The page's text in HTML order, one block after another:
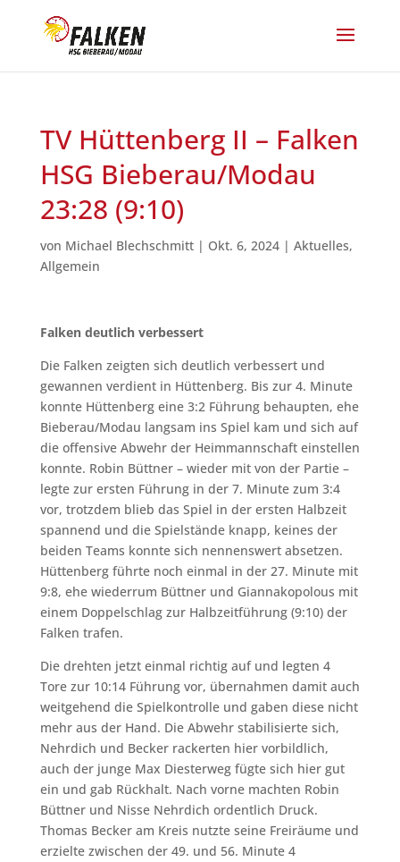
TV Hüttenberg II – Falken
HSG Bieberau/Modau
23:28 (9:10)
von Michael Blechschmitt| Okt. 6, 2024| Aktuelles,
Allgemein
Falken deutlich verbessert
Die Falken zeigten sich deutlich verbessert und
gewannen verdient in Hüttenberg. Bis zur 4. Minute
konnte Hüttenberg eine 3:2 Führung behaupten, ehe
Bieberau/Modau langsam ins Spiel kam und sich auf
die offensive Abwehr der Heimmannschaft einstellen
konnte. Robin Büttner – wieder mit von der Partie –
legte zur ersten Führung in der 7. Minute zum 3:4
vor, trotzdem blieb das Spiel in der ersten Halbzeit
spannend und die Spielstände knapp, keines der
beiden Teams konnte sich nennenswert absetzen.
Hüttenberg führte noch einmal in der 27. Minute mit
9:8, ehe wiederrum Büttner und Giannakopolous mit
einem Doppelschlag zur Halbzeitführung (9:10) der
Falken trafen.
Die drehten jetzt einmal richtig auf und legten 4
Tore zur 10:14 Führung vor, übernahmen damit auch
weitgehend die Spielkontrolle und gaben diese nicht
mehr aus der Hand. Die Abwehr stabilisierte sich,
Nehrdich und Becker rackerten hier vorbildlich,
auch der junge Max Diesterweg fügte sich hier gut
ein und gab Rückhalt. Nach vorne machten Robin
Büttner und Nisse Nehrdich ordentlich Druck.
Thomas Becker am Kreis nutzte seine Freiräume und
erzielte zwischen der 49. und 56. Minute 4